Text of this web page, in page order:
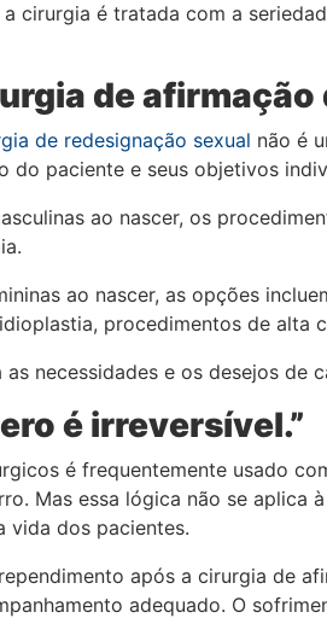
cirurgia é tratada com a
de afirmação
de redesignação sexual não é
do paciente e seus objetivos
ao nascer, os
ao nascer, as opções
procedimentos de alta
necessidades e os desejos de
é irreversível.”
é frequentemente usado
Mas essa lógica não se aplica
vida dos pacientes.
após a cirurgia de
adequado. O